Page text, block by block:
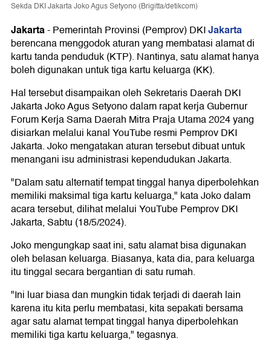
Sekda DKI Jakarta Joko Agus Setyono (Brigitta/detikcom)
Jakarta-Pemerintah Provinsi (Pemprov) DKIJakarta
berencana menggodok aturan yang membatasi alamat di
kartu tanda penduduk (KTP). Nantinya, satu alamat hanya
boleh digunakan untuk tiga kartu keluarga (KK).
Hal tersebut disampaikan oleh Sekretaris Daerah DKI
Jakarta Joko Agus Setyono dalam rapat kerja Gubernur
Forum Kerja Sama Daerah Mitra Praja Utama 2024 yang
disiarkan melalui kanal YouTube resmi Pemprov DKI
Jakarta. Joko mengatakan aturan tersebut dibuat untuk
menangani isu administrasi kependudukan Jakarta.
"Dalam satu alternatif tempat tinggal hanya diperbolehkan
memiliki maksimal tiga kartu keluarga," kata Joko dalam
acara tersebut, dilihat melalui YouTube Pemprov DKI
Jakarta, Sabtu (18/5/2024).
Joko mengungkap saat ini, satu alamat bisa digunakan
oleh belasan keluarga. Biasanya, kata dia, para keluarga
itu tinggal secara bergantian di satu rumah.
"Ini luar biasa dan mungkin tidak terjadi di daerah lain
karena itu kita perlu membatasi, kita sepakati bersama
agar satu alamat tempat tinggal hanya diperbolehkan
memiliki tiga kartu keluarga," tegasnya.